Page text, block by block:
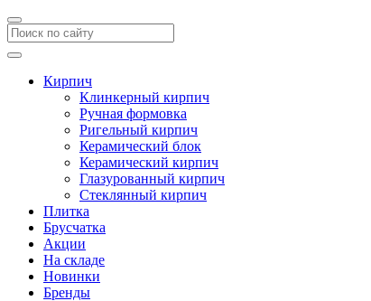
Кирпич
Клинкерный кирпич
Ручная формовка
Ригельный кирпич
Керамический блок
Керамический кирпич
Глазурованный кирпич
Стеклянный кирпич
Плитка
Брусчатка
Акции
На складе
Новинки
Бренды